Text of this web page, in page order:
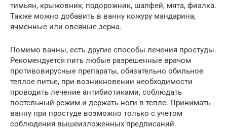
тимьян, крыжовник, подорожник, шалфей, мята, фиалка.
Также можно добавить в ванну кожуру мандарина,
ячменные или овсяные зерна.
Помимо ванны, есть другие способы лечения простуды.
Рекомендуется пить любые разрешенные врачом
противовирусные препараты, обязательно обильное
теплое питье, при возникновении необходимости
проводить лечение антибиотиками, соблюдать
постельный режим и держать ноги в тепле. Принимать
ванну при простуде возможно только с учетом
соблюдения вышеизложенных предписаний.